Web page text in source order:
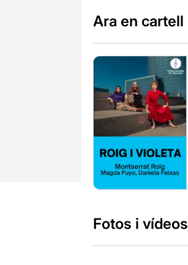
Ara en cartell
Fotos i vídeos